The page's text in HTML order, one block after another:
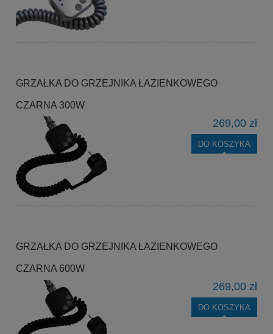
GRZAŁKA DO GRZEJNIKA ŁAZIENKOWEGO
CZARNA 300W
269,00 zł
DO KOSZYKA
GRZAŁKA DO GRZEJNIKA ŁAZIENKOWEGO
CZARNA 600W
269,00 zł
DO KOSZYKA